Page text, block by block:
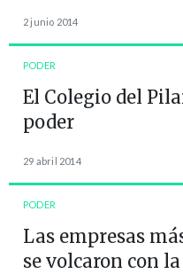
2 junio 2014
PODER
El Colegio del
poder
29 abril 2014
PODER
Las empresas
se volcaron con